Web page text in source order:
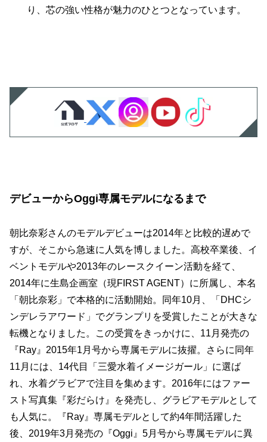
り、芯の強い性格が魅力のひとつとなっています。
デビューからOggi専属モデルになるまで
朝比奈彩さんのモデルデビューは2014年と比較的遅めで
すが、そこから急速に人気を博しました。高校卒業後、イ
ベントモデルや2013年のレースクイーン活動を経て、
2014年に生島企画室（現FIRST AGENT）に所属し、本名
「朝比奈彩」で本格的に活動開始。同年10月、「DHCシ
ンデレラアワード」でグランプリを受賞したことが大きな
転機となりました。この受賞をきっかけに、11月発売の
『Ray』2015年1月号から専属モデルに抜擢。さらに同年
11月には、14代目「三愛水着イメージガール」に選ば
れ、水着グラビアで注目を集めます。2016年にはファー
スト写真集『彩だらけ』を発売し、グラビアモデルとして
も人気に。『Ray』専属モデルとして約4年間活躍した
後、2019年3月発売の『Oggi』5月号から専属モデルに異